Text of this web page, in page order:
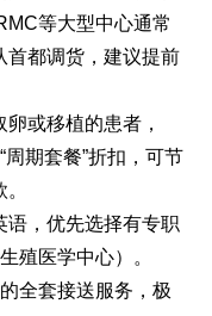
等大型中心通常
首都调货，建议提前
或移植的患者，
期套餐”折扣，可节
语，优先选择有专职
殖医学中心）。
全套接送服务，极